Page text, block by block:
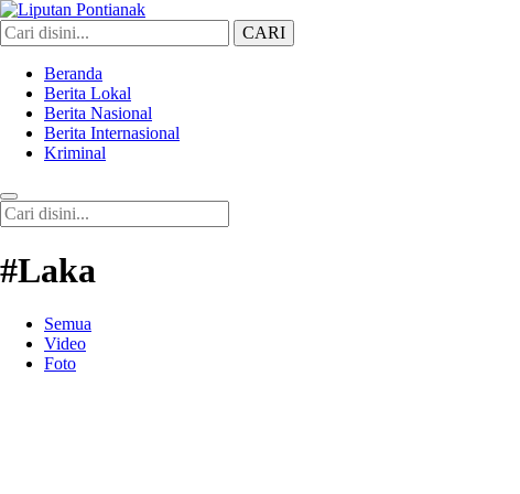
Liputan Pontianak
Berita Terkini dan TerUpdate
CARI
Beranda
Berita Lokal
Berita Nasional
Berita Internasional
Kriminal
#Laka
Semua
Video
Foto